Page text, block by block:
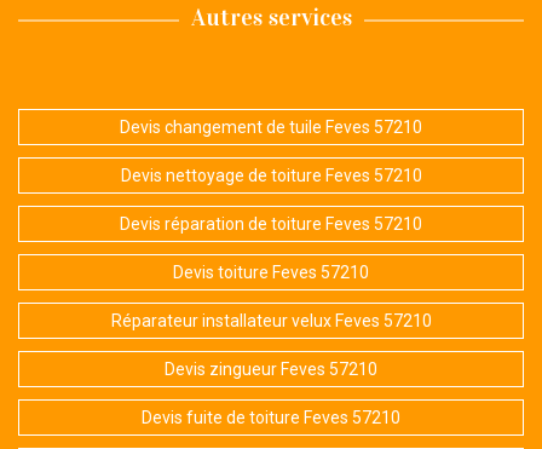
Autres services
Devis changement de tuile Feves 57210
Devis nettoyage de toiture Feves 57210
Devis réparation de toiture Feves 57210
Devis toiture Feves 57210
Réparateur installateur velux Feves 57210
Devis zingueur Feves 57210
Devis fuite de toiture Feves 57210